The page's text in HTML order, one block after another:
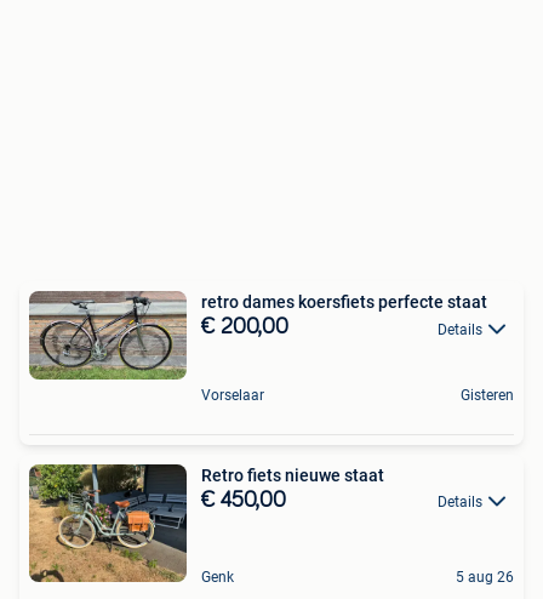
retro dames koersfiets perfecte staat
€ 200,00 Details
Vorselaar Gisteren
Retro fiets nieuwe staat
€ 450,00 Details
Genk 5 aug 26